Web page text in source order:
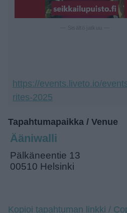
https://events.liveto.io/
rites-2025
Tapahtumapaikka / Venue
Ääniwalli
Pälkäneentie 13
00510 Helsinki
Kopioi tapahtuman linkki /